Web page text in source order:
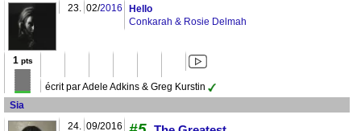
23. 02/2016
Hello
Conkarah & Rosie Delmah
1 pts
écrit par Adele Adkins & Greg Kurstin
Sia
24. 09/2016